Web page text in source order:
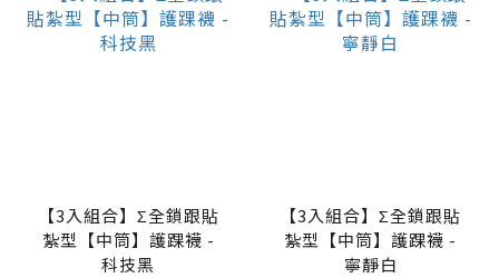
【3入組合】Σ全鎖跟貼
紮型【中筒】護踝襪 -
科技黑
【3入組合】Σ全鎖跟貼
紮型【中筒】護踝襪 -
寧靜白